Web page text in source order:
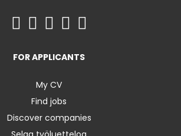
FOR APPLICANTS
My CV
Find jobs
Discover companies